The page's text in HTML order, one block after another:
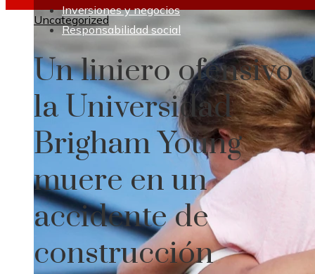
Inversiones y negocios
Responsabilidad social
Uncategorized
Un liniero ofensivo
la Universidad
Brigham Young
muere en un
accidente de
construcción